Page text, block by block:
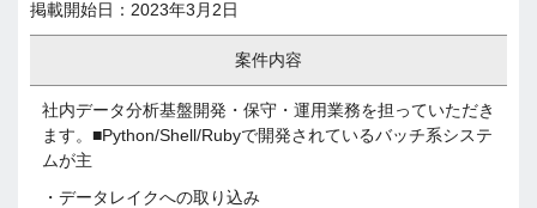
掲載開始日：2023年3月2日
案件内容
社内データ分析基盤開発・保守・運用業務を担っていただき
ます。■Python/Shell/Rubyで開発されているバッチ系システ
ムが主
・データレイクへの取り込み